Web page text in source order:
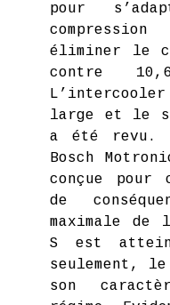
pour
éliminer le
contre
large et le
a été revu.
Bosch
conçue pour
de
maximale de
S est
seulement,
son